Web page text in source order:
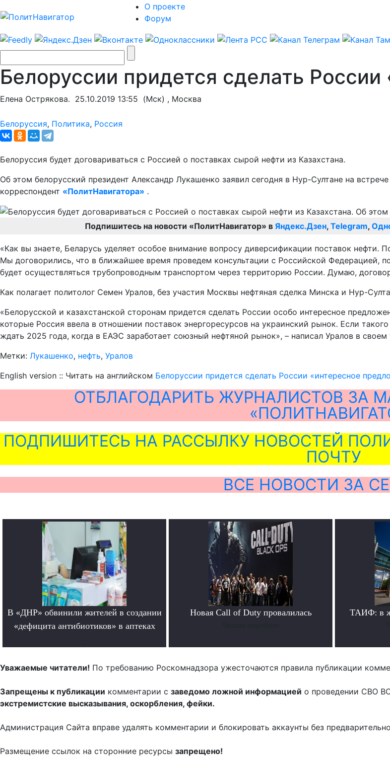
О проекте
Форум
Белоруссии придется сделать
Елена Острякова. 25.10.2019 13:55 (Мск) , Москва
Белоруссия, Политика, Россия
Белоруссия будет договариваться с Россией о поставках сырой нефти из Казахстана.
Об этом белорусский президент Александр Лукашенко заявил сегодня в Нур-Султане на
корреспондент «ПолитНавигатора» .
Подпишитесь на новости «ПолитНавигатор» в Яндекс.Дзен, Telegram,
«Как вы знаете, Беларусь уделяет особое внимание вопросу диверсификации поставок
Мы договорились, что в ближайшее время проведем консультации с Российской Федерацией,
будет осуществляться трубопроводным транспортом через территорию России. Думаю,
Как полагает политолог Семен Уралов, без участия Москвы нефтяная сделка Минска и Нур-
«Белорусской и казахстанской сторонам придется сделать России особо интересное
которые Россия ввела в отношении поставок энергоресурсов на украинский рынок. Если
ждать 2025 года, когда в ЕАЭС заработает союзный нефтяной рынок», – написал Уралов в своем
Метки: Лукашенко, нефть, Уралов
English version :: Читать на английском Белоруссии придется сделать России «интересное
ОТБЛАГОДАРИТЬ ЖУРНАЛИСТОВ ЗА
ПОДПИШИТЕСЬ НА РАССЫЛКУ НОВОСТЕЙ
ПОЧТУ
ВСЕ НОВОСТИ ЗА
В «ДНР» обвинили жителей в создании
«дефицита антибиотиков» в аптеках
Новая Call of Duty провалилась ТАИФ: в
Уважаемые читатели! По требованию Роскомнадзора ужесточаются правила публикации
Запрещены к публикации комментарии с заведомо ложной информацией о проведении СВО
экстремистские высказывания, оскорбления, фейки.
Администрация Сайта вправе удалять комментарии и блокировать аккаунты без
Размещение ссылок на сторонние ресурсы запрещено!